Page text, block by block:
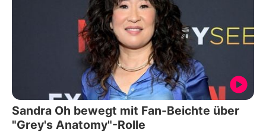
Sandra Oh bewegt mit Fan-Beichte über
"Grey's Anatomy"-Rolle